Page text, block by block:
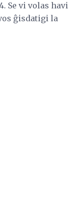
Se vi volas havi
ĝisdatigi la